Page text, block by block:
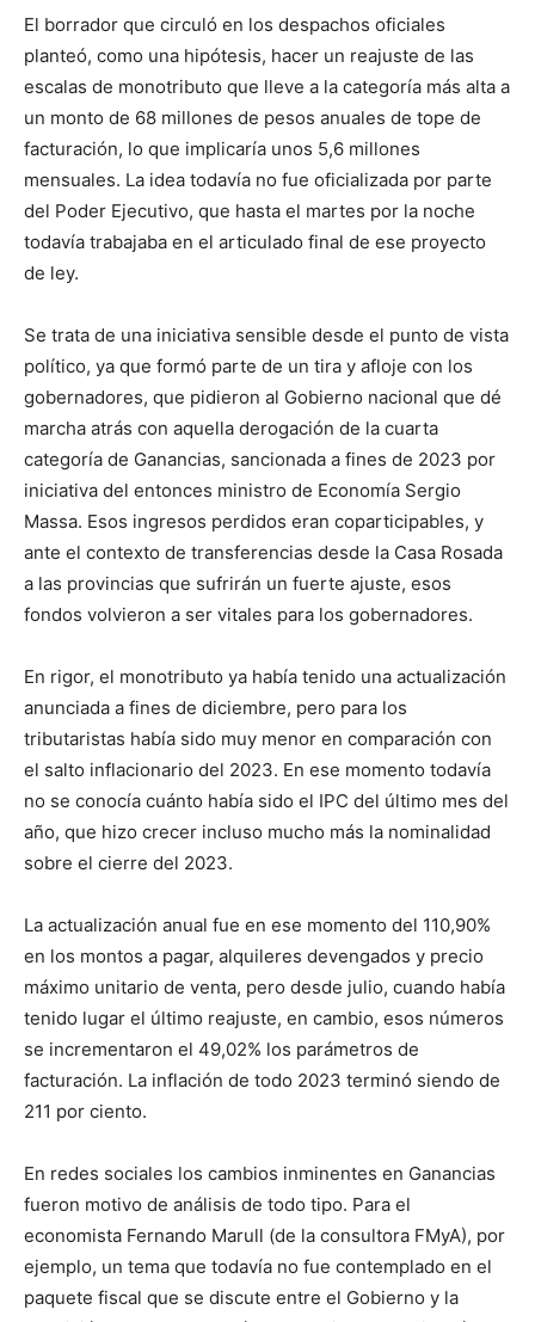
El borrador que circuló en los despachos oficiales
planteó, como una hipótesis, hacer un reajuste de las
escalas de monotributo que lleve a la categoría más alta a
un monto de 68 millones de pesos anuales de tope de
facturación, lo que implicaría unos 5,6 millones
mensuales. La idea todavía no fue oficializada por parte
del Poder Ejecutivo, que hasta el martes por la noche
todavía trabajaba en el articulado final de ese proyecto
de ley.
Se trata de una iniciativa sensible desde el punto de vista
político, ya que formó parte de un tira y afloje con los
gobernadores, que pidieron al Gobierno nacional que dé
marcha atrás con aquella derogación de la cuarta
categoría de Ganancias, sancionada a fines de 2023 por
iniciativa del entonces ministro de Economía Sergio
Massa. Esos ingresos perdidos eran coparticipables, y
ante el contexto de transferencias desde la Casa Rosada
a las provincias que sufrirán un fuerte ajuste, esos
fondos volvieron a ser vitales para los gobernadores.
En rigor, el monotributo ya había tenido una actualización
anunciada a fines de diciembre, pero para los
tributaristas había sido muy menor en comparación con
el salto inflacionario del 2023. En ese momento todavía
no se conocía cuánto había sido el IPC del último mes del
año, que hizo crecer incluso mucho más la nominalidad
sobre el cierre del 2023.
La actualización anual fue en ese momento del 110,90%
en los montos a pagar, alquileres devengados y precio
máximo unitario de venta, pero desde julio, cuando había
tenido lugar el último reajuste, en cambio, esos números
se incrementaron el 49,02% los parámetros de
facturación. La inflación de todo 2023 terminó siendo de
211 por ciento.
En redes sociales los cambios inminentes en Ganancias
fueron motivo de análisis de todo tipo. Para el
economista Fernando Marull (de la consultora FMyA), por
ejemplo, un tema que todavía no fue contemplado en el
paquete fiscal que se discute entre el Gobierno y la